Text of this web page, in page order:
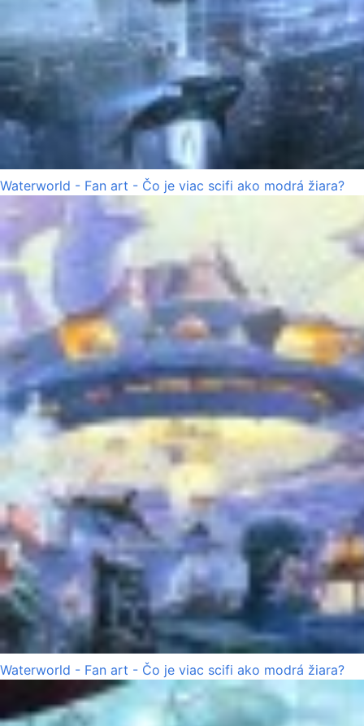
Waterworld - Fan art - Čo je viac scifi ako modrá žiara?
Waterworld - Fan art - Čo je viac scifi ako modrá žiara?